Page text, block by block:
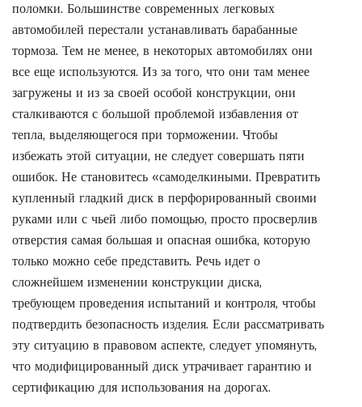
поломки. Большинстве современных легковых
автомобилей перестали устанавливать барабанные
тормоза. Тем не менее, в некоторых автомобилях они
все еще используются. Из за того, что они там менее
загружены и из за своей особой конструкции, они
сталкиваются с большой проблемой избавления от
тепла, выделяющегося при торможении. Чтобы
избежать этой ситуации, не следует совершать пяти
ошибок. Не становитесь «самоделкиными. Превратить
купленный гладкий диск в перфорированный своими
руками или с чьей либо помощью, просто просверлив
отверстия самая большая и опасная ошибка, которую
только можно себе представить. Речь идет о
сложнейшем изменении конструкции диска,
требующем проведения испытаний и контроля, чтобы
подтвердить безопасность изделия. Если рассматривать
эту ситуацию в правовом аспекте, следует упомянуть,
что модифицированный диск утрачивает гарантию и
сертификацию для использования на дорогах.